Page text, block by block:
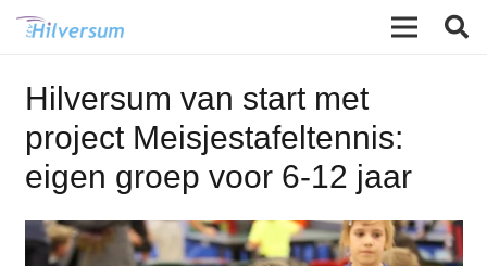
Hilversum van start met
project Meisjestafeltennis:
eigen groep voor 6-12 jaar